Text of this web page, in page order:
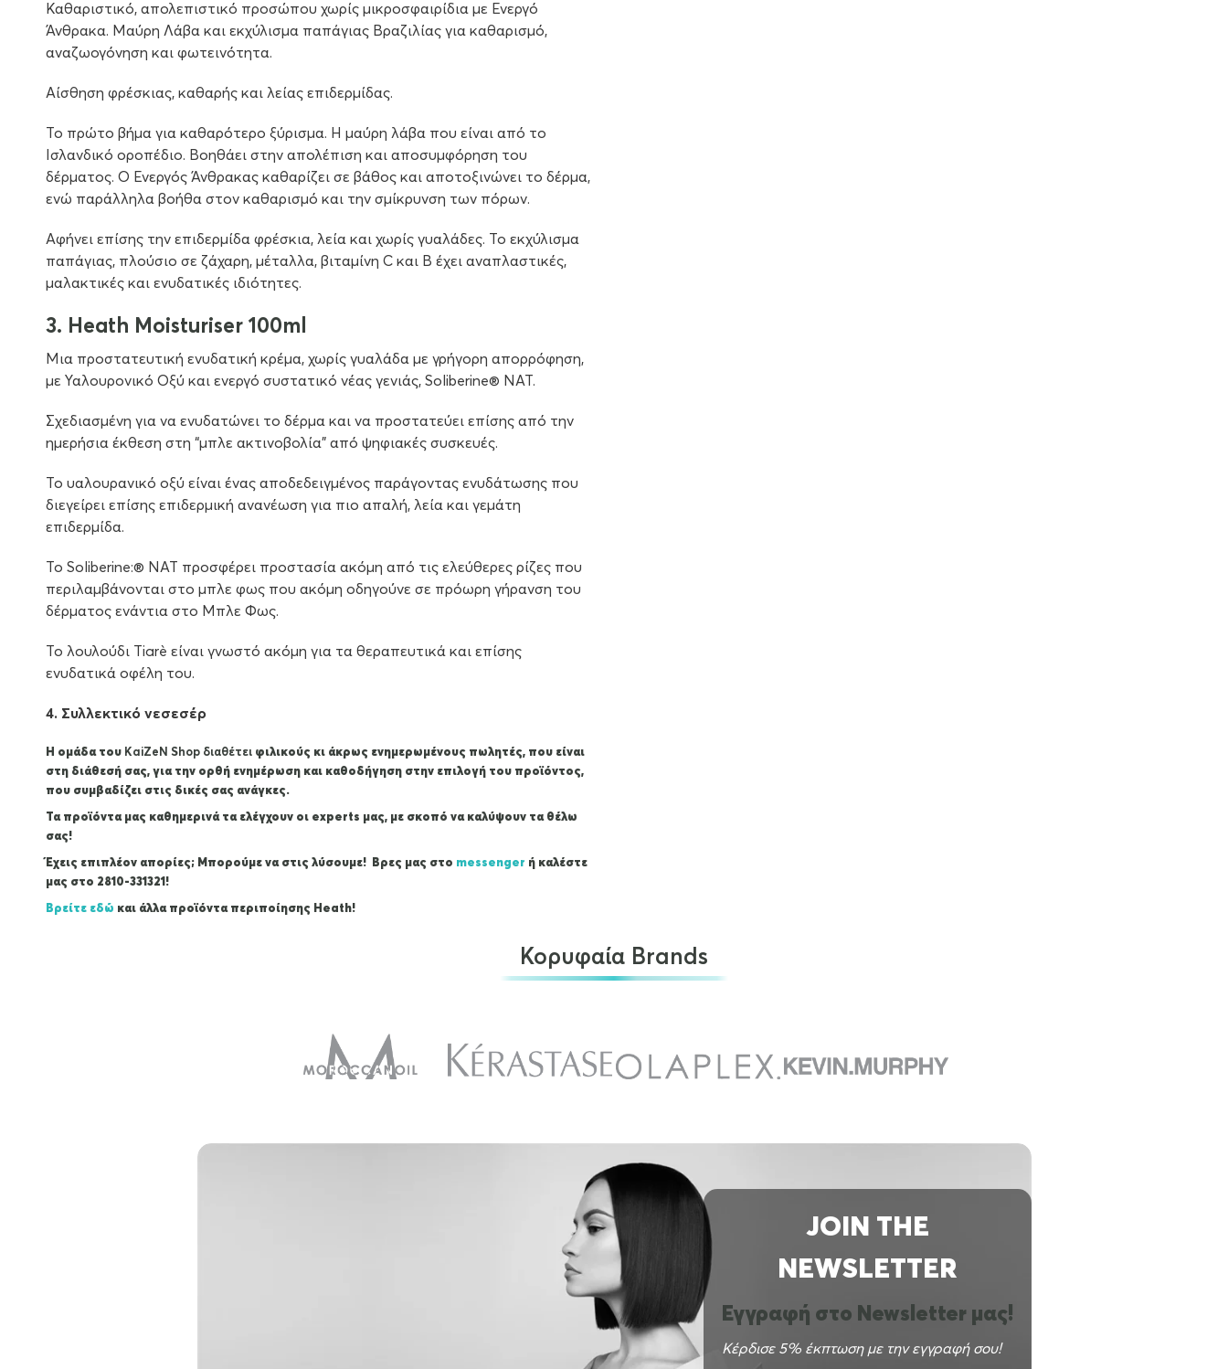
Καθαριστικό, απολεπιστικό προσώπου χωρίς µικροσφαιρίδια µε Ενεργό
Άνθρακα. Μαύρη Λάβα και εκχύλισµα παπάγιας Βραζιλίας για καθαρισµό,
αναζωογόνηση και φωτεινότητα.
Αίσθηση φρέσκιας, καθαρής και λείας επιδερμίδας.
Το πρώτο βήμα για καθαρότερο ξύρισμα. Η μαύρη λάβα που είναι από το
Ισλανδικό οροπέδιο. Βοηθάει στην απολέπιση και αποσυμφόρηση του
δέρματος. Ο Ενεργός Άνθρακας καθαρίζει σε βάθος και αποτοξινώνει το δέρμα,
ενώ παράλληλα βοήθα στον καθαρισμό και την σμίκρυνση των πόρων.
Αφήνει επίσης την επιδερμίδα φρέσκια, λεία και χωρίς γυαλάδες. Το εκχύλισμα
παπάγιας, πλούσιο σε ζάχαρη, μέταλλα, βιταμίνη C και Β έχει αναπλαστικές,
μαλακτικές και ενυδατικές ιδιότητες.
3. Heath Moisturiser 100ml
Μια προστατευτική ενυδατική κρέμα, χωρίς γυαλάδα µε γρήγορη απορρόφηση,
µε Υαλουρονικό Οξύ και ενεργό συστατικό νέας γενιάς, Sοliberine® NAT.
Σχεδιασμένη για να ενυδατώνει το δέρμα και να προστατεύει επίσης από την
ημερήσια έκθεση στη “μπλε ακτινοβολία” από ψηφιακές συσκευές.
Το υαλουρανικό οξύ είναι ένας αποδεδειγμένος παράγοντας ενυδάτωσης που
διεγείρει επίσης επιδερμική ανανέωση για πιο απαλή, λεία και γεμάτη
επιδερμίδα.
Το Sοliberine:® NAT προσφέρει προστασία ακόμη από τις ελεύθερες ρίζες που
περιλαμβάνονται στο µπλε φως που ακόμη οδηγούνε σε πρόωρη γήρανση του
δέρματος ενάντια στο Μπλε Φως.
Το λουλούδι Tiarè είναι γνωστό ακόμη για τα θεραπευτικά και επίσης
ενυδατικά οφέλη του.
4. Συλλεκτικό νεσεσέρ
Η ομάδα του KaiZeΝ Shop διαθέτει φιλικούς κι άκρως ενημερωμένους πωλητές, που είναι
στη διάθεσή σας, για την ορθή ενημέρωση και καθοδήγηση στην επιλογή του προϊόντος,
που συμβαδίζει στις δικές σας ανάγκες.
Τα προϊόντα μας καθημερινά τα ελέγχουν οι experts μας, με σκοπό να καλύψουν τα θέλω
σας!
Έχεις επιπλέον απορίες; Μπορούμε να στις λύσουμε! Βρες μας στο messenger ή καλέστε
μας στο 2810-331321!
Βρείτε εδώ και άλλα προϊόντα περιποίησης Heath!
Κορυφαία Brands
JOIN THE
NEWSLETTER
Εγγραφή στο Newsletter μας!
Κέρδισε 5% έκπτωση με την εγγραφή σου!